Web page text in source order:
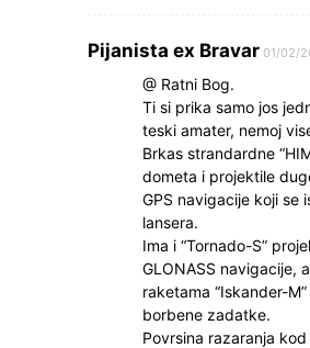
Pijanista ex Bravar 01/02/
@ Ratni Bog.
Ti si prika samo jos
teski amater, nemoj
Brkas strandardne
dometa i projektile
GPS navigacije koji se
lansera.
Ima i “Tornado-S”
GLONASS navigacije,
raketama “Iskander-
borbene zadatke.
Povrsina razaranja kod